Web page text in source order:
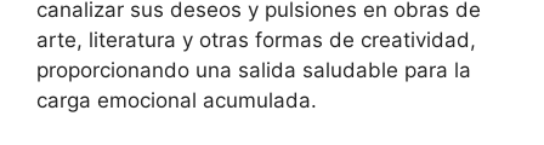
canalizar sus deseos y pulsiones en obras de
arte, literatura y otras formas de creatividad,
proporcionando una salida saludable para la
carga emocional acumulada.